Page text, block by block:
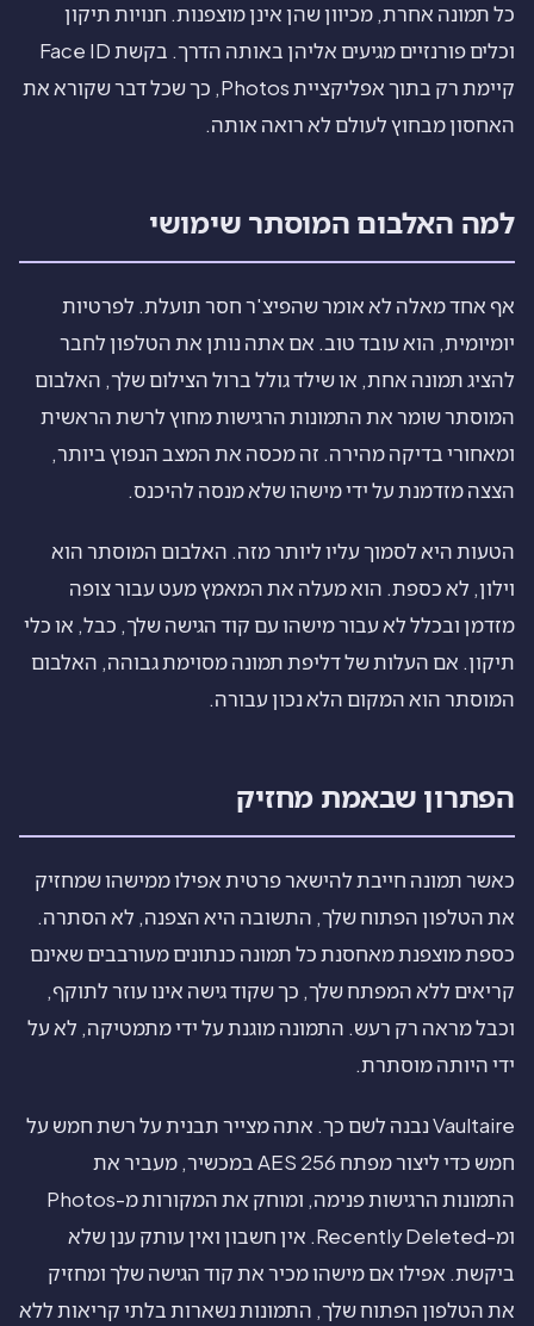
כל תמונה אחרת, מכיוון שהן אינן מוצפנות. חנויות תיקון
וכלים פורנזיים מגיעים אליהן באותה הדרך. בקשת Face ID
קיימת רק בתוך אפליקציית Photos, כך שכל דבר שקורא את
האחסון מבחוץ לעולם לא רואה אותה.
למה האלבום המוסתר שימושי
אף אחד מאלה לא אומר שהפיצ'ר חסר תועלת. לפרטיות
יומיומית, הוא עובד טוב. אם אתה נותן את הטלפון לחבר
להציג תמונה אחת, או שילד גולל ברול הצילום שלך, האלבום
המוסתר שומר את התמונות הרגישות מחוץ לרשת הראשית
ומאחורי בדיקה מהירה. זה מכסה את המצב הנפוץ ביותר,
הצצה מזדמנת על ידי מישהו שלא מנסה להיכנס.
הטעות היא לסמוך עליו ליותר מזה. האלבום המוסתר הוא
וילון, לא כספת. הוא מעלה את המאמץ מעט עבור צופה
מזדמן ובכלל לא עבור מישהו עם קוד הגישה שלך, כבל, או כלי
תיקון. אם העלות של דליפת תמונה מסוימת גבוהה, האלבום
המוסתר הוא המקום הלא נכון עבורה.
הפתרון שבאמת מחזיק
כאשר תמונה חייבת להישאר פרטית אפילו ממישהו שמחזיק
את הטלפון הפתוח שלך, התשובה היא הצפנה, לא הסתרה.
כספת מוצפנת מאחסנת כל תמונה כנתונים מעורבבים שאינם
קריאים ללא המפתח שלך, כך שקוד גישה אינו עוזר לתוקף,
וכבל מראה רק רעש. התמונה מוגנת על ידי מתמטיקה, לא על
ידי היותה מוסתרת.
Vaultaire נבנה לשם כך. אתה מצייר תבנית על רשת חמש על
חמש כדי ליצור מפתח AES 256 במכשיר, מעביר את
התמונות הרגישות פנימה, ומוחק את המקורות מ-Photos
ומ-Recently Deleted. אין חשבון ואין עותק ענן שלא
ביקשת. אפילו אם מישהו מכיר את קוד הגישה שלך ומחזיק
את הטלפון הפתוח שלך, התמונות נשארות בלתי קריאות ללא